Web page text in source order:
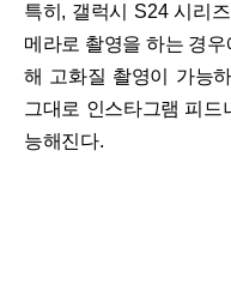
특히, 갤럭시 S24 시리
메라로 촬영을 하는 경
해 고화질 촬영이 가능
그대로 인스타그램 피
능해진다.